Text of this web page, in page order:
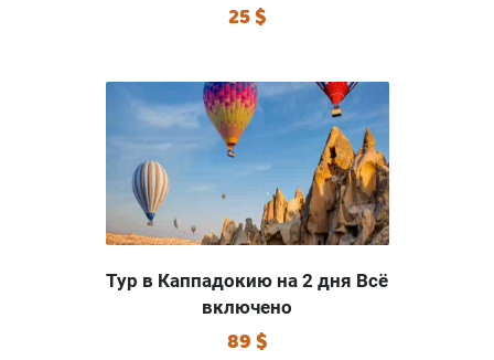
25 $
Тур в Каппадокию на 2 дня Всё
включено
89 $